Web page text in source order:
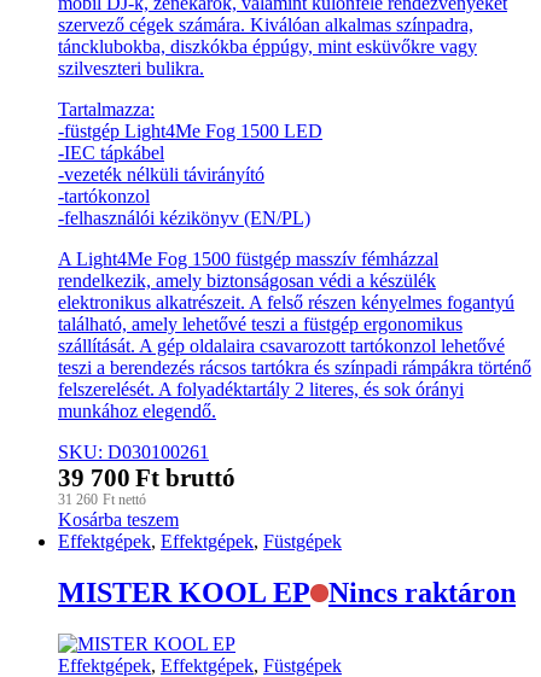
szervező cégek számára. Kiválóan alkalmas színpadra,
táncklubokba, diszkókba éppúgy, mint esküvőkre vagy
szilveszteri bulikra.
Tartalmazza:
-füstgép Light4Me Fog 1500 LED
-IEC tápkábel
-vezeték nélküli távirányító
-tartókonzol
-felhasználói kézikönyv (EN/PL)
A Light4Me Fog 1500 füstgép masszív fémházzal
rendelkezik, amely biztonságosan védi a készülék
elektronikus alkatrészeit. A felső részen kényelmes fogantyú
található, amely lehetővé teszi a füstgép ergonomikus
szállítását. A gép oldalaira csavarozott tartókonzol lehetővé
teszi a berendezés rácsos tartókra és színpadi rámpákra történő
felszerelését. A folyadéktartály 2 literes, és sok órányi
munkához elegendő.
SKU: D030100261
39 700 Ft bruttó
31 260 Ft nettó
Kosárba teszem
Effektgépek, Effektgépek, Füstgépek
MISTER KOOL EP Nincs raktáron
Effektgépek, Effektgépek, Füstgépek